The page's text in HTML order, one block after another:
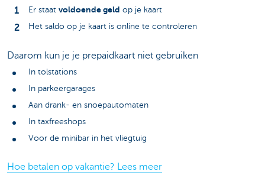
Er staat voldoende geld op je kaart
Het saldo op je kaart is online te controleren
Daarom kun je je prepaidkaart niet gebruiken
In tolstations
In parkeergarages
Aan drank- en snoepautomaten
In taxfreeshops
Voor de minibar in het vliegtuig
Hoe betalen op vakantie? Lees meer